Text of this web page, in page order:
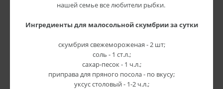
нашей семье все любители рыбки.
Ингредиенты для малосольной скумбрии за сутки
скумбрия свежемороженая - 2 шт;
соль - 1 ст.л.;
сахар-песок - 1 ч.л.;
приправа для пряного посола - по вкусу;
уксус столовый - 1-2 ч.л.;